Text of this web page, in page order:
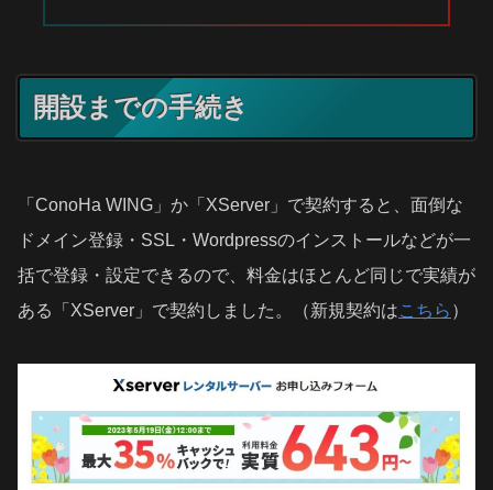
開設までの手続き
「ConoHa WING」か「XServer」で契約すると、面倒な
ドメイン登録・SSL・Wordpressのインストールなどが一
括で登録・設定できるので、料金はほとんど同じで実績が
ある「XServer」で契約しました。（新規契約はこちら ）